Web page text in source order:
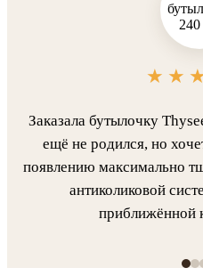
Заказала бутылочку
появлению максимально
антиколиковой
приближённой